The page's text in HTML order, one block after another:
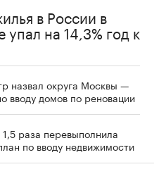
в России в
упал на 14,3% год к
назвал округа Москвы —
вводу домов по реновации
раза перевыполнила
по вводу недвижимости